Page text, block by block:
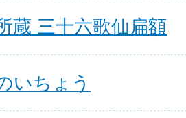
蔵 三十六歌仙扁額
いちょう